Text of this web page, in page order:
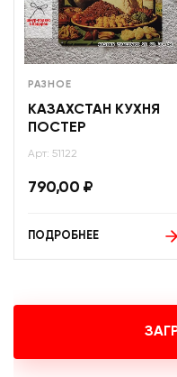
РАЗНОЕ
КАЗАХСТАН КУХНЯ
ПОСТЕР
Арт: 51122
790,00 ₽
ПОДРОБНЕЕ